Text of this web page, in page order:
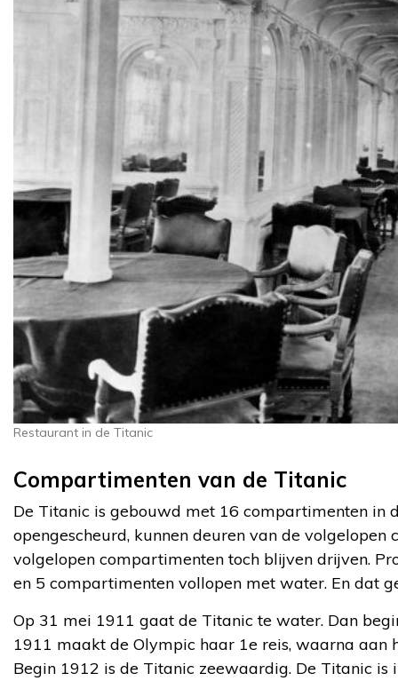
Restaurant in de Titanic
Compartimenten van de Titanic
De Titanic is gebouwd met 16 compartimenten in
opengescheurd, kunnen deuren van de
volgelopen compartimenten toch blijven drijven.
en 5 compartimenten vollopen met water. En dat
Op 31 mei 1911 gaat de Titanic te water. Dan
1911 maakt de Olympic haar 1e reis, waarna
Begin 1912 is de Titanic zeewaardig. De Titanic